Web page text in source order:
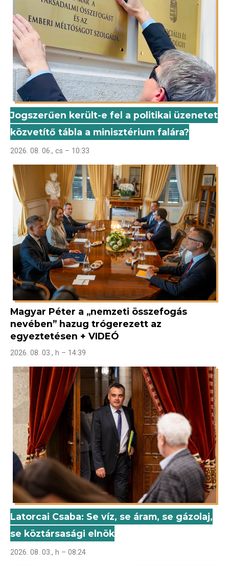
Jogszerűen került-e fel a politikai üzenetet
közvetítő tábla a minisztérium falára?
2026. 08. 06., cs – 10:33
Magyar Péter a „nemzeti összefogás
nevében” hazug trógerezett az
egyeztetésen + VIDEÓ
2026. 08. 03., h – 14:39
Latorcai Csaba: Se víz, se áram, se gázolaj,
se köztársasági elnök
2026. 08. 03., h – 08:24